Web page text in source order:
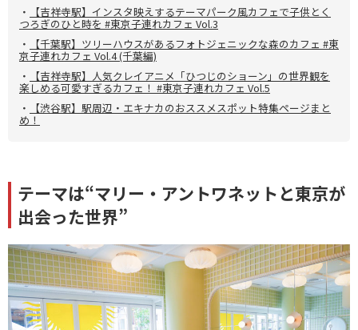
・
【吉祥寺駅】インスタ映えするテーマパーク風カフェで子供とく
つろぎのひと時を #東京子連れカフェ Vol.3
・
【千葉駅】ツリーハウスがあるフォトジェニックな森のカフェ #東
京子連れカフェ Vol.4 (千葉編)
・
【吉祥寺駅】人気クレイアニメ「ひつじのショーン」の世界観を
楽しめる可愛すぎるカフェ！ #東京子連れカフェ Vol.5
・
【渋谷駅】駅周辺・エキナカのおススメスポット特集ページまと
め！
テーマは“マリー・アントワネットと東京が
出会った世界”